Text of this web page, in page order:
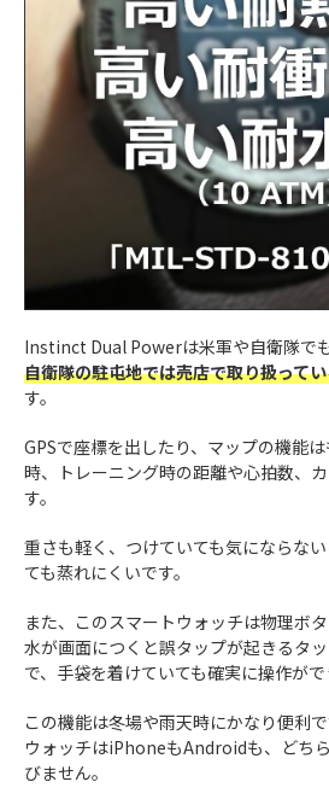
Instinct Dual Powerは米軍や自衛隊で
自衛隊の駐屯地では売店で取り扱って
す。
GPSで座標を出したり、マップの機能
時、トレーニング時の距離や心拍数、
す。
重さも軽く、つけていても気にならな
ても蒸れにくいです。
また、このスマートウォッチは物理ボ
水が画面につくと誤タップが起きるタ
で、手袋を着けていても確実に操作がで
この機能は冬場や雨天時にかなり便利
ウォッチはiPhoneもAndroidも、どち
びません。